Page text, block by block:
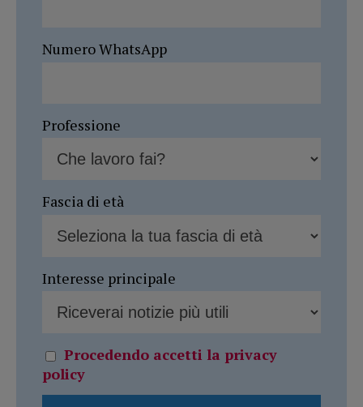
Numero WhatsApp
Professione
Fascia di età
Interesse principale
Procedendo accetti la privacy
policy